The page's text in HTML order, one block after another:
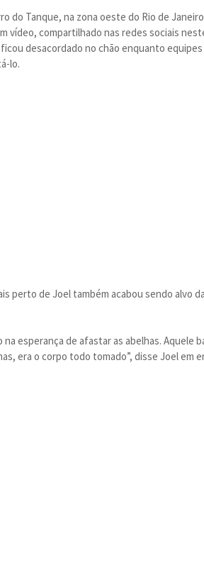
do Tanque, na zona oeste do Rio de
vídeo, compartilhado nas redes sociais
desacordado no chão enquanto
lo.
perto de Joel também acabou sendo alvo
esperança de afastar as abelhas. Aquele
era o corpo todo tomado”, disse Joel em